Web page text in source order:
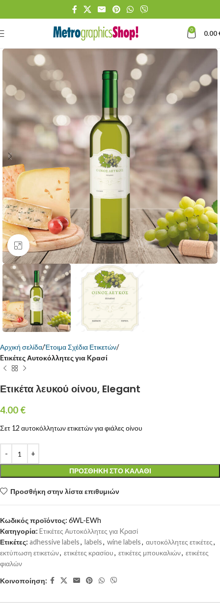
0 0.00
Κάντε κλικ για μεγέθυνση
Αρχική σελίδα Έτοιμα Σχέδια Ετικετών
Eτικέτες Αυτοκόλλητες για Kρασί
Ετικέτα λευκού οίνου, Elegant
4.00 €
Σετ 12 αυτοκόλλητων ετικετών για φιάλες οίνου
ΠΡΟΣΘΉΚΗ ΣΤΟ ΚΑΛΆΘΙ
Προσθήκη στην λίστα επιθυμιών
Κωδικός προϊόντος: 6WL-EWh
Κατηγορία: Eτικέτες Αυτοκόλλητες για Kρασί
Ετικέτες: adhessive labels, labels, wine labels, αυτοκόλλητες ετικέτες,
εκτύπωση ετικετών, ετικέτες κρασίου, ετικέτες μπουκαλιών, ετικέτες
φιαλών
Κοινοποίηση: